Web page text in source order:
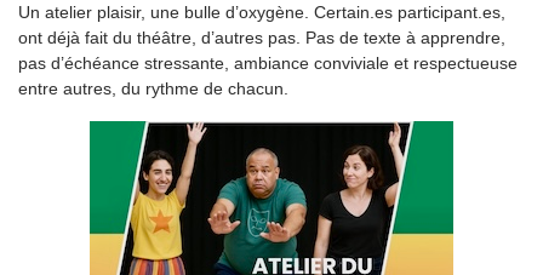
Un atelier plaisir, une bulle d’oxygène. Certain.es participant.es,
ont déjà fait du théâtre, d’autres pas. Pas de texte à apprendre,
pas d’échéance stressante, ambiance conviviale et respectueuse
entre autres, du rythme de chacun.